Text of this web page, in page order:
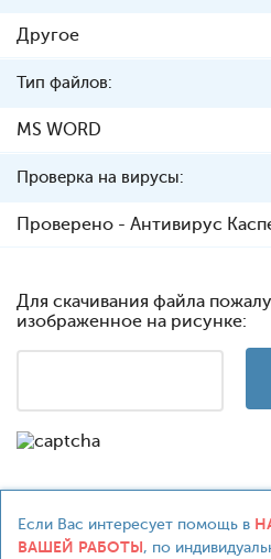
Другое
Тип файлов:
MS WORD
Проверка на вирусы:
Проверено - Антивирус
Для скачивания файла
изображенное на рисунке:
Если Вас интересует помощь в
ВАШЕЙ РАБОТЫ, по